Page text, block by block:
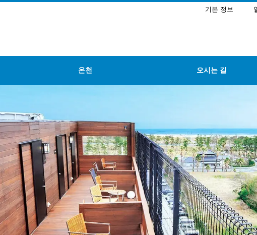
기본 정보
온천 오시는 길